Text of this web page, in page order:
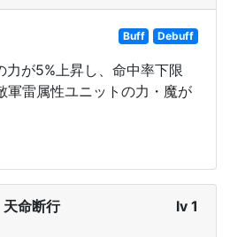
Buff Debuff
力が5%上昇し、命中率下限
軍雷属性ユニットの力・魔が
天命断行 lv 1